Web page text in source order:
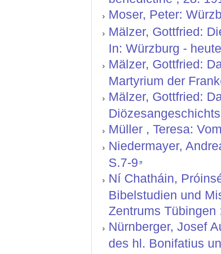
Moser, Peter:
Mälzer, Gottfried:
In: Würzburg -
Mälzer, Gottfried:
Martyrium der
Mälzer, Gottfried:
Müller , Teresa:
Niedermayer,
S.7-9
Ní Chatháin,
Bibelstudien und
Zentrums
Nürnberger, Josef
des hl. Bonifatius